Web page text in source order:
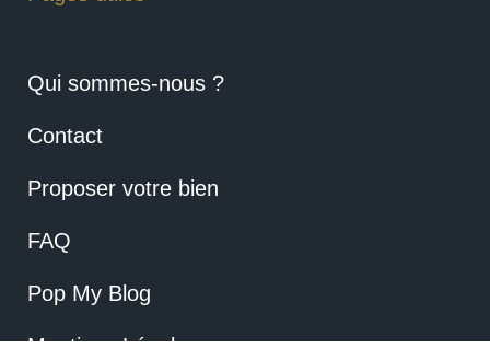
Qui sommes-nous ?
Contact
Proposer votre bien
FAQ
Pop My Blog
Mentions Légales